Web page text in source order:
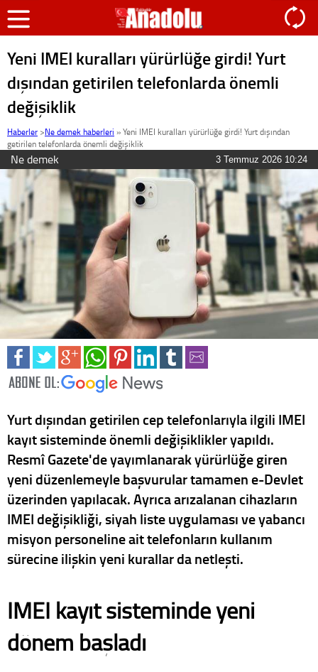
Yeni IMEI kuralları yürürlüğe girdi! Yurt
dışından getirilen telefonlarda önemli
değişiklik
Haberler >Ne demek haberleri »Yeni IMEI kuralları yürürlüğe girdi! Yurt dışından
getirilen telefonlarda önemli değişiklik
Ne demek 3 Temmuz 2026 10:24
Yurt dışından getirilen cep telefonlarıyla ilgili IMEI
kayıt sisteminde önemli değişiklikler yapıldı.
Resmî Gazete'de yayımlanarak yürürlüğe giren
yeni düzenlemeyle başvurular tamamen e-Devlet
üzerinden yapılacak. Ayrıca arızalanan cihazların
IMEI değişikliği, siyah liste uygulaması ve yabancı
misyon personeline ait telefonların kullanım
sürecine ilişkin yeni kurallar da netleşti.
IMEI kayıt sisteminde yeni
dönem başladı